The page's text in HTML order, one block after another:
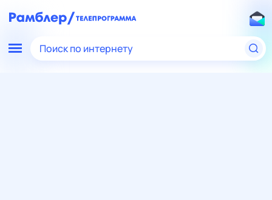
Поиск по интернету